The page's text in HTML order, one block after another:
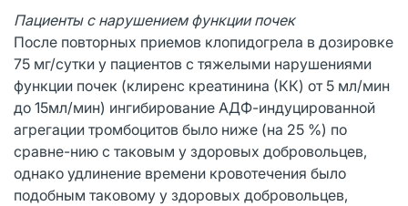
Пациенты с нарушением функции почек
После повторных приемов клопидогрела в дозировке
75 мг/сутки у пациентов с тяжелыми нарушениями
функции почек (клиренс креатинина (КК) от 5 мл/мин
до 15мл/мин) ингибирование АДФ-индуцированной
агрегации тромбоцитов было ниже (на 25 %) по
сравне-нию с таковым у здоровых добровольцев,
однако удлинение времени кровотечения было
подобным таковому у здоровых добровольцев,